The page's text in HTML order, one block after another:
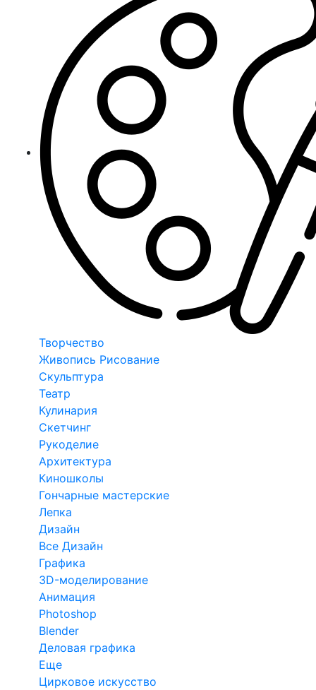
Творчество
Живопись Рисование
Скульптура
Театр
Кулинария
Скетчинг
Рукоделие
Архитектура
Киношколы
Гончарные мастерские
Лепка
Дизайн
Все Дизайн
Графика
3D-моделирование
Анимация
Photoshop
Blender
Деловая графика
Еще
Цирковое искусство